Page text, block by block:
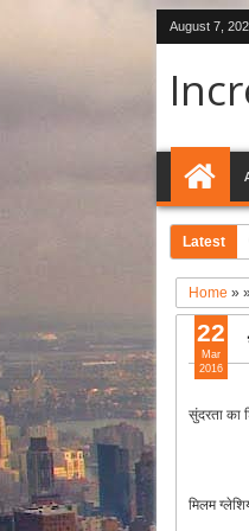
August 7,
Latest
Home »
सुंदरता का
मिलम
22
Mar
2016